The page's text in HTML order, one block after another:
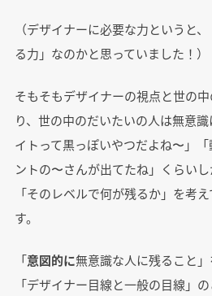
（デザイナーに必要な力というと
る力」なのかと思っていました！）
そもそもデザイナーの視点と世の
り、世の中のだいたいの人は無意
イトって黒っぽいやつだよね〜」
ントの〜さんが出てたね」くらいし
「そのレベルで何が残るか」を考
す。
「意図的に無意識な人に残ること」
「デザイナー目線と一般の目線」